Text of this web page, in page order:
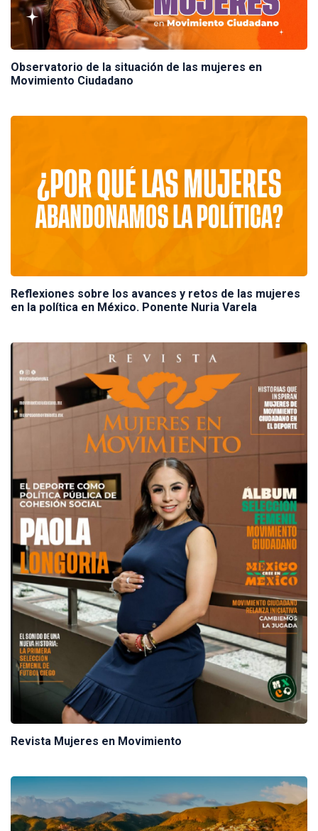
Observatorio de la situación de las mujeres en
Movimiento Ciudadano
Reflexiones sobre los avances y retos de las mujeres
en la política en México. Ponente Nuria Varela
Revista Mujeres en Movimiento